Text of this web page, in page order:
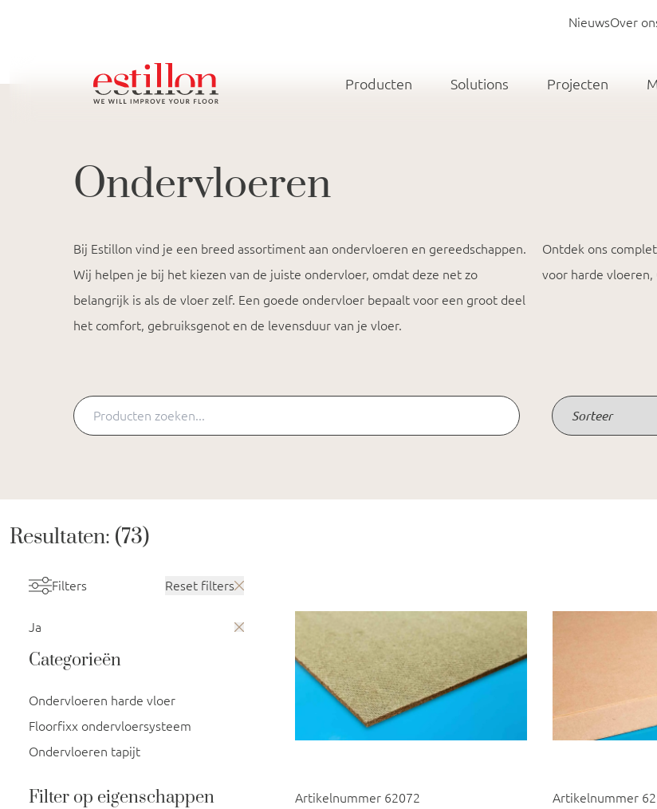
NieuwsOver
Producten Solutions Projecten
Ondervloeren
Bij Estillon vind je een breed assortiment aan ondervloeren en gereedschappen.
Wij helpen je bij het kiezen van de juiste ondervloer, omdat deze net zo
belangrijk is als de vloer zelf. Een goede ondervloer bepaalt voor een groot deel
het comfort, gebruiksgenot en de levensduur van je vloer.
Ontdek ons
voor harde vloeren,
Resultaten: (73)
Filters Reset filters
Ja
Categorieën
Ondervloeren harde vloer
Floorfixx ondervloersysteem
Ondervloeren tapijt
Filter op eigenschappen Artikelnummer 62072 Artikelnummer